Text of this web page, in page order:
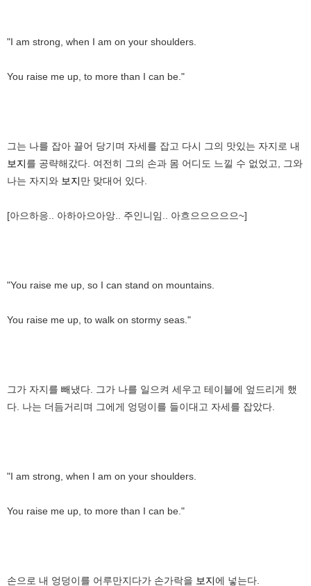
"I am strong, when I am on your shoulders.
You raise me up, to more than I can be."
그는 나를 잡아 끌어 당기며 자세를 잡고 다시 그의 맛있는 자지로 내
보지를 공략해갔다. 여전히 그의 손과 몸 어디도 느낄 수 없었고, 그와
나는 자지와 보지만 맞대어 있다.
[아으하응.. 아하아으아앙.. 주인니임.. 아흐으으으으으~]
"You raise me up, so I can stand on mountains.
You raise me up, to walk on stormy seas."
그가 자지를 빼냈다. 그가 나를 일으켜 세우고 테이블에 엎드리게 했
다. 나는 더듬거리며 그에게 엉덩이를 들이대고 자세를 잡았다.
"I am strong, when I am on your shoulders.
You raise me up, to more than I can be."
손으로 내 엉덩이를 어루만지다가 손가락을 보지에 넣는다.